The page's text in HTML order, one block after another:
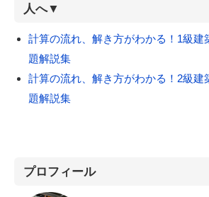
人へ▼
計算の流れ、解き方がわかる！1級建
題解説集
計算の流れ、解き方がわかる！2級建
題解説集
プロフィール